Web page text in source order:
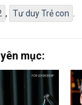
, Tư duy Trẻ con .
mục: